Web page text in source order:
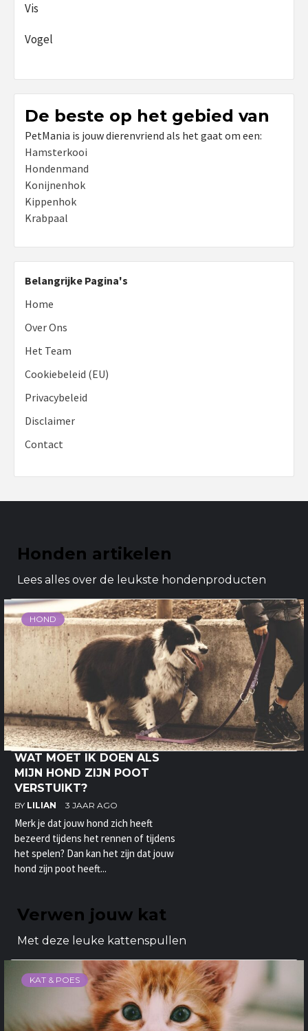
Vis
Vogel
De beste op het gebied van
PetMania is jouw dierenvriend als het gaat om een:
Hamsterkooi
Hondenmand
Konijnenhok
Kippenhok
Krabpaal
Belangrijke Pagina's
Home
Over Ons
Het Team
Cookiebeleid (EU)
Privacybeleid
Disclaimer
Contact
Honden artikelen
Lees alles over de leukste hondenproducten
HOND
WAT MOET IK DOEN ALS
MIJN HOND ZIJN POOT
VERSTUIKT?
BY LILIAN 3 JAAR AGO
Merk je dat jouw hond zich heeft
bezeerd tijdens het rennen of tijdens
het spelen? Dan kan het zijn dat jouw
hond zijn poot heeft...
Verwen jouw kat
Met deze leuke kattenspullen
KAT & POES